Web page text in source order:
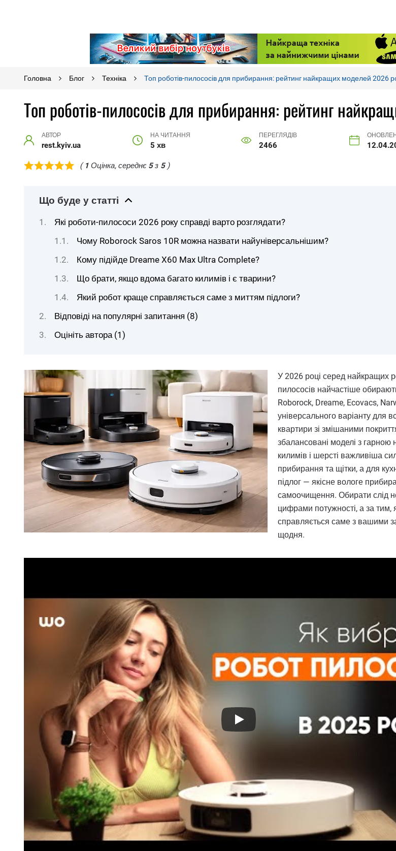
Головна Блог Техніка Топ роботів-пилососів для прибирання: рейтинг найкращих моделей 2026
Топ роботів-пилососів для прибирання: рейтинг
АВТОР
rest.kyiv.ua
НА ЧИТАННЯ
5 хв
ПЕРЕГЛЯДІВ
2466
( 1 Оцінка, середнє 5з 5)
Що буде у статті
Які роботи-пилососи 2026 року справді варто розглядати?
Чому Roborock Saros 10R можна назвати найуніверсальнішим?
Кому підійде Dreame X60 Max Ultra Complete?
Що брати, якщо вдома багато килимів і є тварини?
Який робот краще справляється саме з миттям підлоги?
Відповіді на популярні запитання (8)
Оцініть автора (1)
У 2026 році серед найкращих
пилососів найчастіше
Roborock, Dreame, Ecovacs,
універсального варіанту для
квартири зі змішаними
збалансовані моделі з гарною
килимів і шерсті важливіша
прибирання та щітки, а для
підлог — якісне вологе
самоочищення. Обирати слід
цифрами потужності, а за тим,
справляється саме з вашими
щодня.